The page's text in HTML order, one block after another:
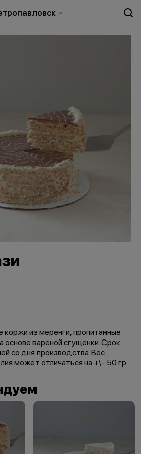
из меренги, пропитанные
основе вареной сгущенки. Срок
со дня производства. Вес
может отличаться на +\- 50 гр